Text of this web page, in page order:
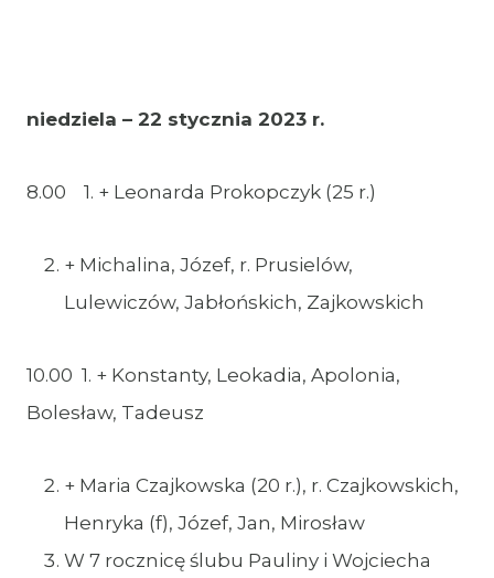
niedziela – 22 stycznia 2023 r.
8.00 1. + Leonarda Prokopczyk (25 r.)
+ Michalina, Józef, r. Prusielów,
Lulewiczów, Jabłońskich, Zajkowskich
10.00 1. + Konstanty, Leokadia, Apolonia,
Bolesław, Tadeusz
+ Maria Czajkowska (20 r.), r. Czajkowskich,
Henryka (f), Józef, Jan, Mirosław
W 7 rocznicę ślubu Pauliny i Wojciecha